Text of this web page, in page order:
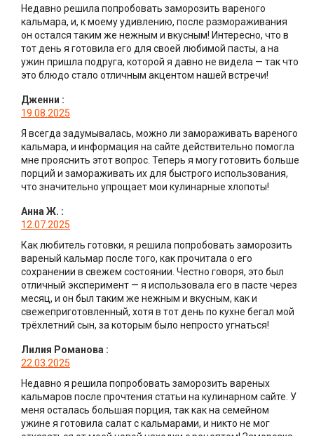
Недавно решила попробовать заморозить вареного
кальмара, и, к моему удивлению, после размораживания
он остался таким же нежным и вкусным! Интересно, что в
тот день я готовила его для своей любимой пасты, а на
ужин пришла подруга, которой я давно не видела — так что
это блюдо стало отличным акцентом нашей встречи!
Дженни :
19.08.2025
Я всегда задумывалась, можно ли замораживать вареного
кальмара, и информация на сайте действительно помогла
мне прояснить этот вопрос. Теперь я могу готовить больше
порций и замораживать их для быстрого использования,
что значительно упрощает мои кулинарные хлопоты!
Анна Ж. :
12.07.2025
Как любитель готовки, я решила попробовать заморозить
вареный кальмар после того, как прочитала о его
сохранении в свежем состоянии. Честно говоря, это был
отличный эксперимент — я использовала его в пасте через
месяц, и он был таким же нежным и вкусным, как и
свежеприготовленный, хотя в тот день по кухне бегал мой
трёхлетний сын, за которым было непросто угнаться!
Лилия Романова :
22.03.2025
Недавно я решила попробовать заморозить вареных
кальмаров после прочтения статьи на кулинарном сайте. У
меня осталась большая порция, так как на семейном
ужине я готовила салат с кальмарами, и никто не мог